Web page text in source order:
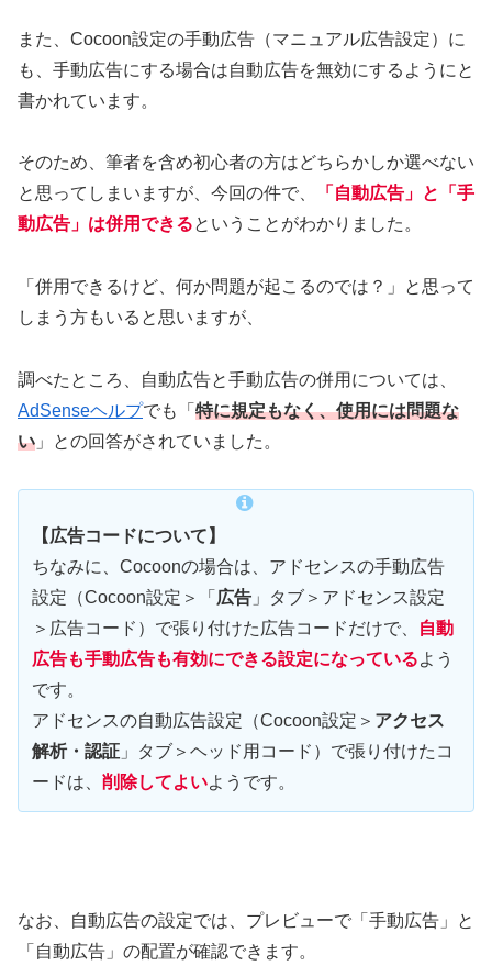
また、Cocoon設定の手動広告（マニュアル広告設定）に
も、手動広告にする場合は自動広告を無効にするようにと
書かれています。
そのため、筆者を含め初心者の方はどちらかしか選べない
と思ってしまいますが、今回の件で、
「自動広告」と「手
動広告」は併用できるということがわかりました。
「併用できるけど、何か問題が起こるのでは？」と思って
しまう方もいると思いますが、
調べたところ、自動広告と手動広告の併用については、
AdSenseヘルプでも「 特に規定もなく、使用には問題な
い 」との回答がされていました。
【広告コードについて】
ちなみに、Cocoonの場合は、アドセンスの手動広告
設定（Cocoon設定＞「 広告 」タブ＞アドセンス設定
＞広告コード）で張り付けた広告コードだけで、
自動
広告も手動広告も有効にできる設定になっているよう
です。
アドセンスの自動広告設定（Cocoon設定＞ アクセス
解析・認証 」タブ＞ヘッド用コード）で張り付けたコ
ードは、 削除してよいようです。
なお、自動広告の設定では、プレビューで「手動広告」と
「自動広告」の配置が確認できます。